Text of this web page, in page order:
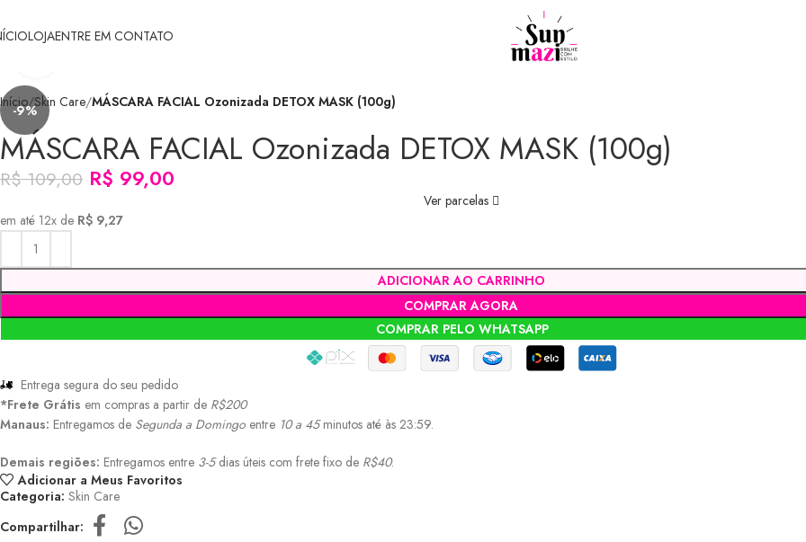
LOJAENTRE EM CONTATO
-9%
Início Skin Care MÁSCARA FACIAL Ozonizada DETOX MASK (100g)
MÁSCARA FACIAL Ozonizada DETOX MASK (100g)
R$109,00 R$ 99,00
Ver parcelas
em até 12x de R$ 9,27
ADICIONAR AO CARRINHO
COMPRAR AGORA
COMPRAR PELO WHATSAPP
Entrega segura do seu pedido
*Frete Grátis em compras a partir de R$200
Manaus: Entregamos de Segunda a Domingo entre 10 a 45minutos até às 23:59.
Demais regiões: Entregamos entre 3-5dias úteis com frete fixo de R$40.
Adicionar a Meus Favoritos
Categoria: Skin Care
Compartilhar: